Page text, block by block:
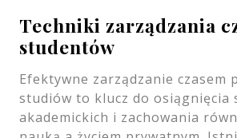
Techniki zarządzania
studentów
Efektywne zarządzanie czasem
studiów to klucz do osiągnięcia
akademickich i zachowania